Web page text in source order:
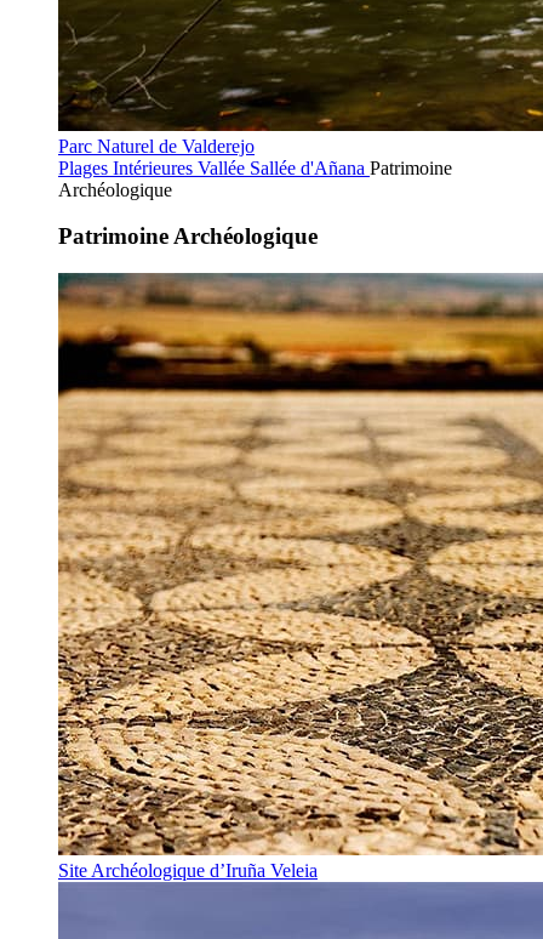
Parc Naturel de Valderejo
Plages Intérieures Vallée Sallée d'Añana Patrimoine
Archéologique
Patrimoine Archéologique
Site Archéologique d’Iruña Veleia